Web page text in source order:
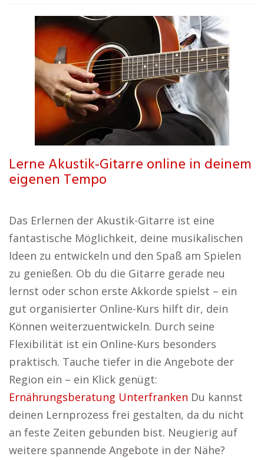
Lerne Akustik-Gitarre online in deinem
eigenen Tempo
Das Erlernen der Akustik-Gitarre ist eine
fantastische Möglichkeit, deine musikalischen
Ideen zu entwickeln und den Spaß am Spielen
zu genießen. Ob du die Gitarre gerade neu
lernst oder schon erste Akkorde spielst – ein
gut organisierter Online-Kurs hilft dir, dein
Können weiterzuentwickeln. Durch seine
Flexibilität ist ein Online-Kurs besonders
praktisch. Tauche tiefer in die Angebote der
Region ein – ein Klick genügt:
Ernährungsberatung Unterfranken Du kannst
deinen Lernprozess frei gestalten, da du nicht
an feste Zeiten gebunden bist. Neugierig auf
weitere spannende Angebote in der Nähe?